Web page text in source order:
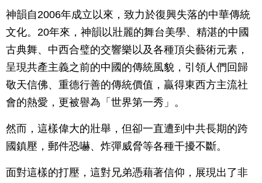
神韻自2006年成立以來，致力於復興失落的中華傳統
文化。20年來，神韻以壯麗的舞台美學、精湛的中國
古典舞、中西合璧的交響樂以及各種頂尖藝術元素，
呈現共產主義之前的中國的傳統風貌，引領人們回歸
敬天信佛、重德行善的傳統價值，贏得東西方主流社
會的熱愛，更被譽為「世界第一秀」。
然而，這樣偉大的壯舉，但卻一直遭到中共長期的跨
國鎮壓，郵件恐嚇、炸彈威脅等各種干擾不斷。
面對這樣的打壓，這對兄弟憑藉著信仰，展現出了非